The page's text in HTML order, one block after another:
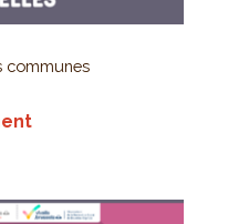
communes